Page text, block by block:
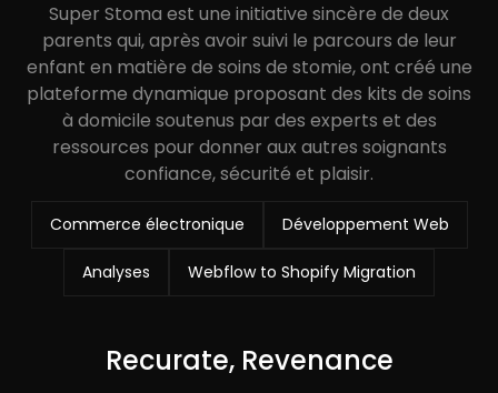
Super Stoma est une initiative sincère de deux
parents qui, après avoir suivi le parcours de leur
enfant en matière de soins de stomie, ont créé une
plateforme dynamique proposant des kits de soins
à domicile soutenus par des experts et des
ressources pour donner aux autres soignants
confiance, sécurité et plaisir.
Commerce électronique Développement Web
Analyses Webflow to Shopify Migration
Recurate, Revenance